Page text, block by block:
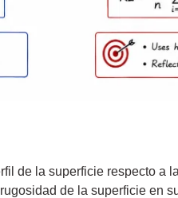
de la superficie respecto a
de la superficie en